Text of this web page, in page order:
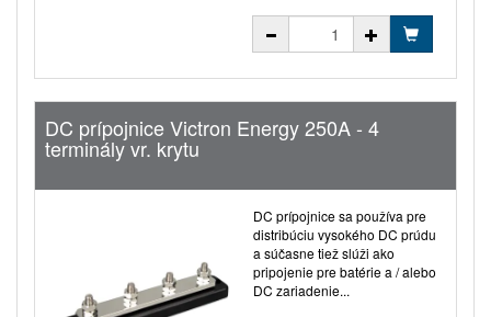
DC prípojnice Victron Energy 250A - 4
terminály vr. krytu
DC prípojnice sa používa pre
distribúciu vysokého DC prúdu
a súčasne tiež slúži ako
pripojenie pre batérie a / alebo
DC zariadenie...